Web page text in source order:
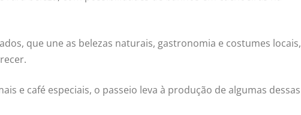
que une as belezas naturais, gastronomia e costumes locais,
e café especiais, o passeio leva à produção de algumas dessas